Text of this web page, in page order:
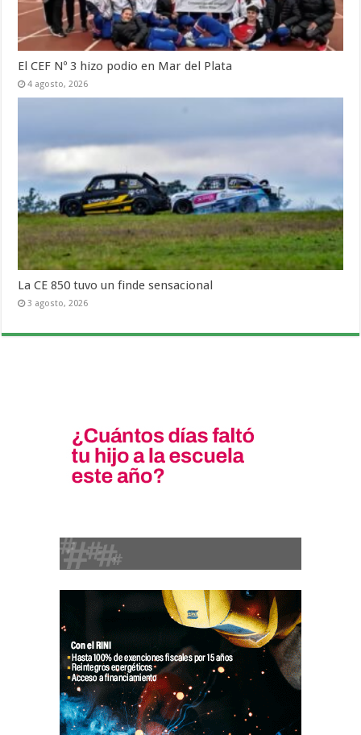
El CEF Nº 3 hizo podio en Mar del Plata
4 agosto, 2026
La CE 850 tuvo un finde sensacional
3 agosto, 2026